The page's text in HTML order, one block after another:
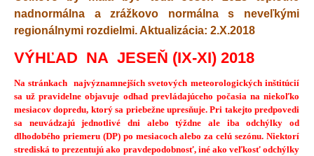
nadnormálna a zrážkovo normálna s neveľkými
regionálnymi rozdielmi. Aktualizácia: 2.X.2018
VÝHĽAD NA JESEŇ (IX-XI) 2018
Na stránkach najvýznamnejších svetových meteorologických inštitúcií
sa už pravidelne objavuje odhad prevládajúceho počasia na niekoľko
mesiacov dopredu, ktorý sa priebežne upresňuje. Pri takejto predpovedi
sa neuvádzajú jednotlivé dni alebo týždne ale iba odchýlky od
dlhodobého priemeru (DP) po mesiacoch alebo za celú sezónu. Niektorí
strediská to prezentujú ako pravdepodobnosť, iné ako veľkosť odchýlky